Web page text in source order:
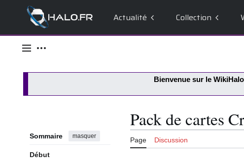
Actualité Collection
Menu principal
Outils personnels
Bienvenue sur le WikiHalo
Sommaire masquer
Début
Pack de cartes
Page Discussion